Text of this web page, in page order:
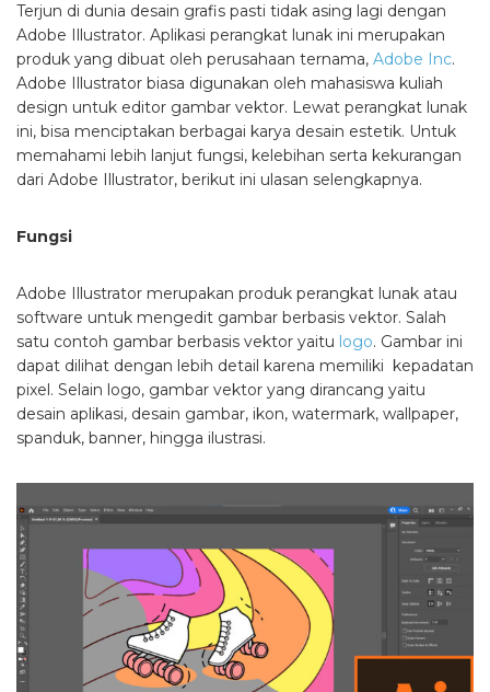
Terjun di dunia desain grafis pasti tidak asing lagi dengan
Adobe Illustrator. Aplikasi perangkat lunak ini merupakan
produk yang dibuat oleh perusahaan ternama, Adobe Inc.
Adobe Illustrator biasa digunakan oleh mahasiswa kuliah
design untuk editor gambar vektor. Lewat perangkat lunak
ini, bisa menciptakan berbagai karya desain estetik. Untuk
memahami lebih lanjut fungsi, kelebihan serta kekurangan
dari Adobe Illustrator, berikut ini ulasan selengkapnya.
Fungsi
Adobe Illustrator merupakan produk perangkat lunak atau
software untuk mengedit gambar berbasis vektor. Salah
satu contoh gambar berbasis vektor yaitu logo. Gambar ini
dapat dilihat dengan lebih detail karena memiliki kepadatan
pixel. Selain logo, gambar vektor yang dirancang yaitu
desain aplikasi, desain gambar, ikon, watermark, wallpaper,
spanduk, banner, hingga ilustrasi.